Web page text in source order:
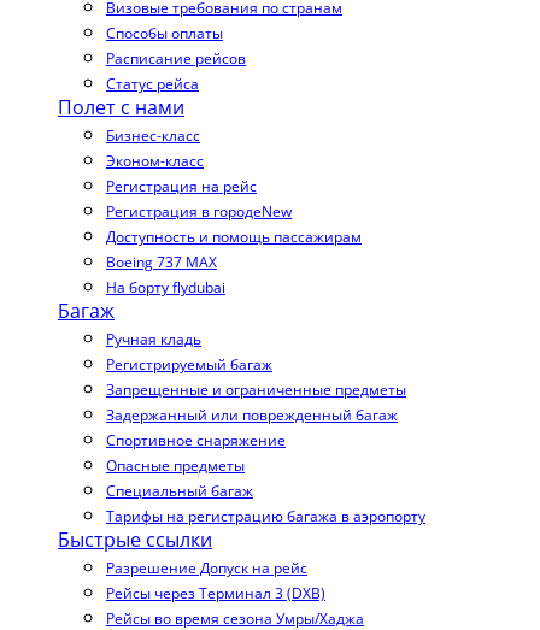
Визовые требования по странам
Способы оплаты
Расписание рейсов
Статус рейса
Полет с нами
Бизнес-класс
Эконом-класс
Регистрация на рейс
Регистрация в городеNew
Доступность и помощь пассажирам
Boeing 737 MAX
На борту flydubai
Багаж
Ручная кладь
Регистрируемый багаж
Запрещенные и ограниченные предметы
Задержанный или поврежденный багаж
Спортивное снаряжение
Опасные предметы
Специальный багаж
Тарифы на регистрацию багажа в аэропорту
Быстрые ссылки
Разрешение Допуск на рейс
Рейсы через Терминал 3 (DXB)
Рейсы во время сезона Умры/Хаджа